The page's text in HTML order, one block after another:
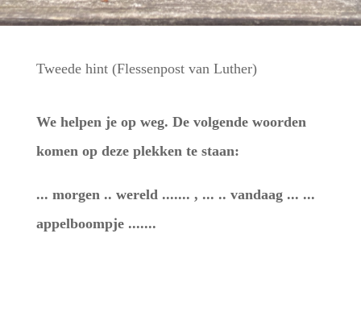
Tweede hint (Flessenpost van Luther)
We helpen je op weg. De volgende woorden
komen op deze plekken te staan:
... morgen .. wereld ....... , ... .. vandaag ... ...
appelboompje .......